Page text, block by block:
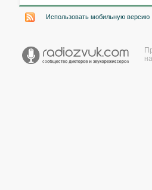
Использовать мобильную версию